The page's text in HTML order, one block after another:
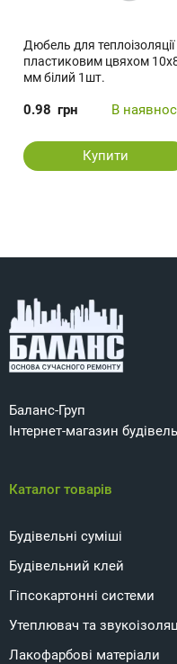
Дюбель для теплоізоляції
пластиковим цвяхом
мм білий 1шт.
0.98 грн В
Купити
Баланс-Груп
Інтернет-магазин
Каталог товарів
Будівельні суміші
Будівельний клей
Гіпсокартонні системи
Утеплювач та
Лакофарбові матеріали